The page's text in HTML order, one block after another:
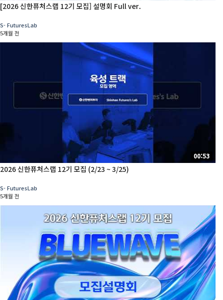
[2026 신한퓨처스랩 12기 모집] 설명회 Full ver.
S- FuturesLab
5개월 전
00:53
2026 신한퓨처스랩 12기 모집 (2/23 ~ 3/25)
S- FuturesLab
5개월 전